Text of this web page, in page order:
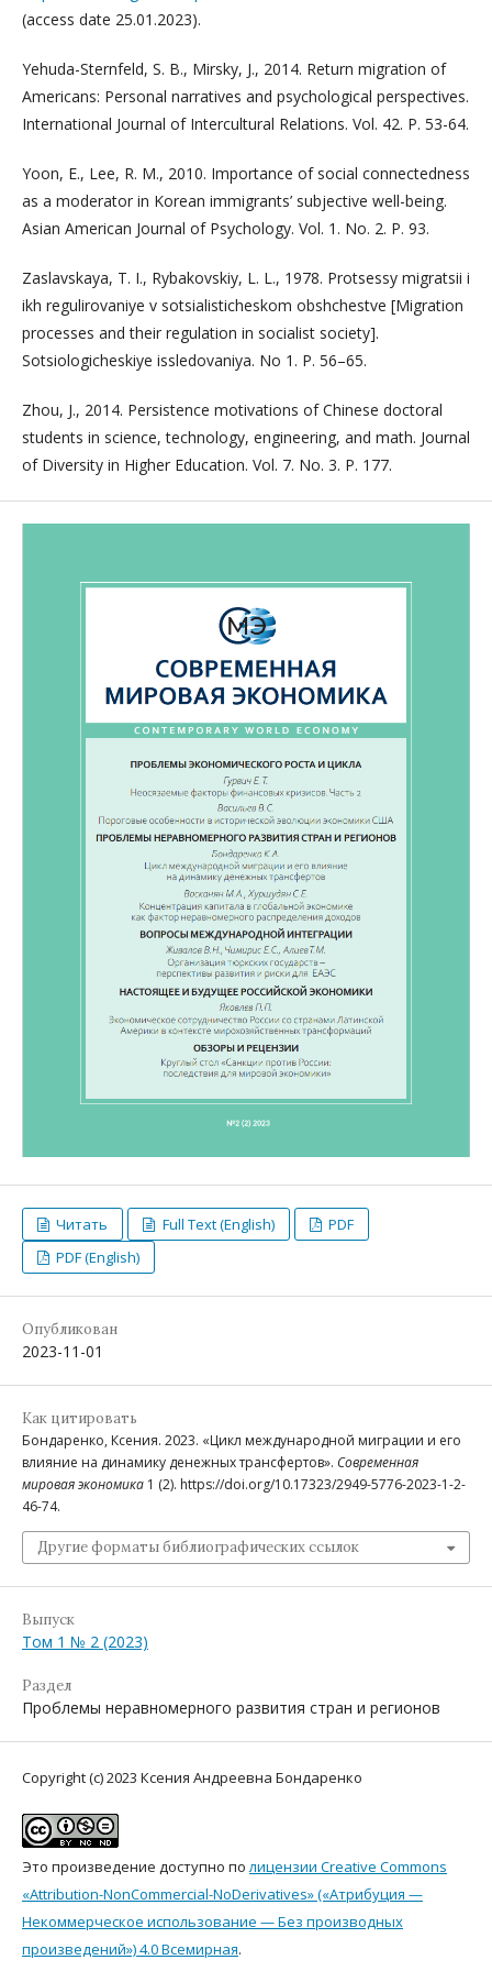
(access date 25.01.2023).
Yehuda-Sternfeld, S. B., Mirsky, J., 2014. Return migration of
Americans: Personal narratives and psychological perspectives.
International Journal of Intercultural Relations. Vol. 42. P. 53-64.
Yoon, E., Lee, R. M., 2010. Importance of social connectedness
as a moderator in Korean immigrants’ subjective well-being.
Asian American Journal of Psychology. Vol. 1. No. 2. P. 93.
Zaslavskaya, T. I., Rybakovskiy, L. L., 1978. Protsessy migratsii i
ikh regulirovaniye v sotsialisticheskom obshchestve [Migration
processes and their regulation in socialist society].
Sotsiologicheskiye issledovaniya. No 1. P. 56–65.
Zhou, J., 2014. Persistence motivations of Chinese doctoral
students in science, technology, engineering, and math. Journal
of Diversity in Higher Education. Vol. 7. No. 3. P. 177.
Читать Full Text (English)
PDF
PDF (English)
Опубликован
2023-11-01
Как цитировать
Бондаренко, Ксения. 2023. «Цикл международной миграции и его
влияние на динамику денежных трансфертов». Современная
мировая экономика 1 (2). https://doi.org/10.17323/2949-5776-2023-1-2-
46-74.
Другие форматы библиографических ссылок
Выпуск
Том 1 № 2 (2023)
Раздел
Проблемы неравномерного развития стран и регионов
Copyright (c) 2023 Ксения Андреевна Бондаренко
Это произведение доступно полицензии Creative Commons
«Attribution-NonCommercial-NoDerivatives» («Атрибуция —
Некоммерческое использование — Без производных
произведений») 4.0 Всемирная.